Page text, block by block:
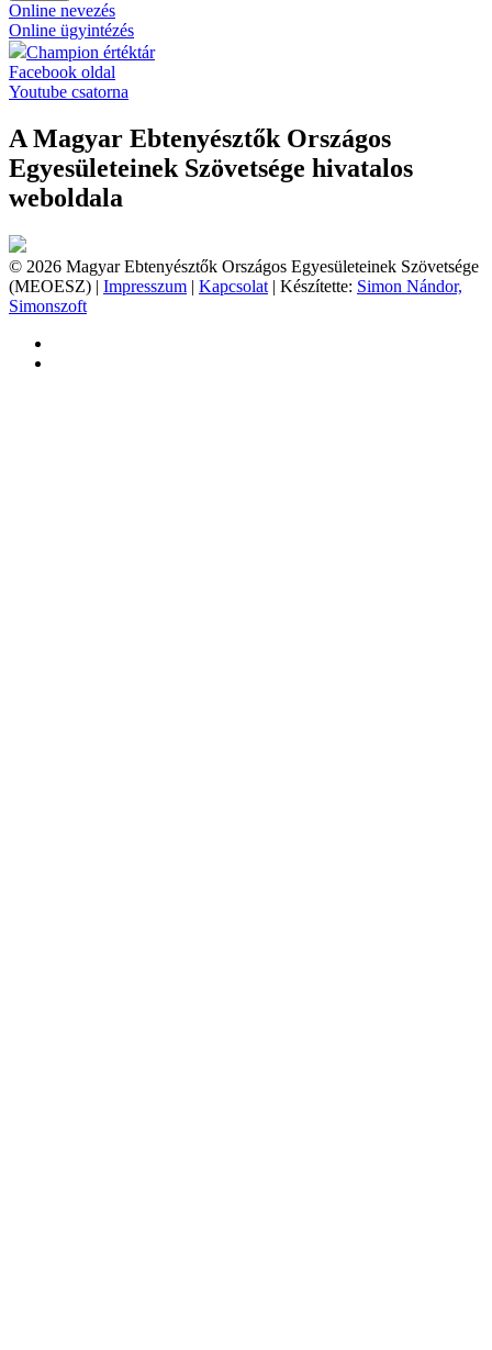
Online nevezés
Online ügyintézés
Champion értéktár
Facebook oldal
Youtube csatorna
A Magyar Ebtenyésztők Országos
Egyesületeinek Szövetsége hivatalos
weboldala
© 2026 Magyar Ebtenyésztők Országos Egyesületeinek Szövetsége
(MEOESZ) | Impresszum | Kapcsolat | Készítette: Simon Nándor,
Simonszoft